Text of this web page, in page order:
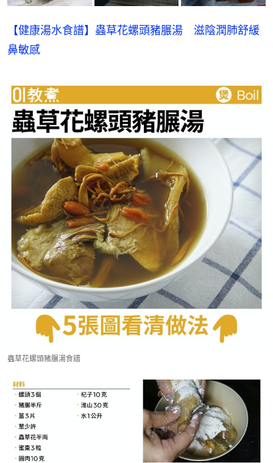
【健康湯水食譜】蟲草花螺頭豬𦟌湯　滋陰潤肺舒緩
鼻敏感
蟲草花螺頭豬𦟌湯食譜